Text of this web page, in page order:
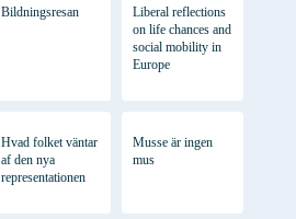
Bildningsresan
Liberal reflections
on life chances and
social mobility in
Europe
Hvad folket väntar
af den nya
representationen
Musse är ingen
mus